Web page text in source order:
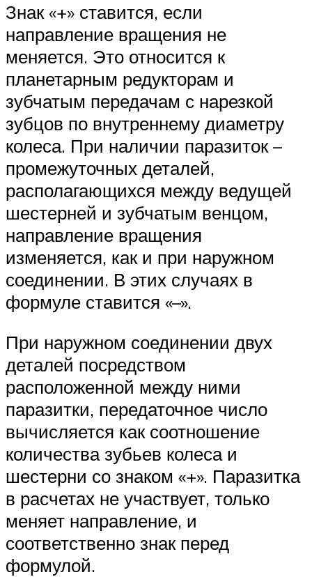
Знак «+» ставится, если
направление вращения не
меняется. Это относится к
планетарным редукторам и
зубчатым передачам с нарезкой
зубцов по внутреннему диаметру
колеса. При наличии паразиток –
промежуточных деталей,
располагающихся между ведущей
шестерней и зубчатым венцом,
направление вращения
изменяется, как и при наружном
соединении. В этих случаях в
формуле ставится «–».
При наружном соединении двух
деталей посредством
расположенной между ними
паразитки, передаточное число
вычисляется как соотношение
количества зубьев колеса и
шестерни со знаком «+». Паразитка
в расчетах не участвует, только
меняет направление, и
соответственно знак перед
формулой.